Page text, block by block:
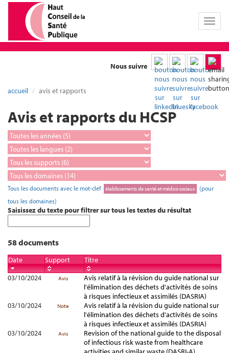
Toggle
Nous suivre
accueil avis et rapports
Avis et rapports du HCSP
Tous les documents avec le mot-clef établissements de santé et médico-sociaux (pour
tous les domaines)
Saisissez du texte pour filtrer sur tous les textes du résultat
58 documents
Date Support
Titre
03/10/2024
Avis
Avis relatif à la révision du guide national sur
l'élimination des déchets d'activités de soins
à risques infectieux et assimilés (DASRIA)
03/10/2024
Note
Avis relatif à la révision du guide national sur
l'élimination des déchets d'activités de soins
à risques infectieux et assimilés (DASRIA)
03/10/2024
Avis
Revision of the national guide to the disposal
of infectious risk waste from healthcare